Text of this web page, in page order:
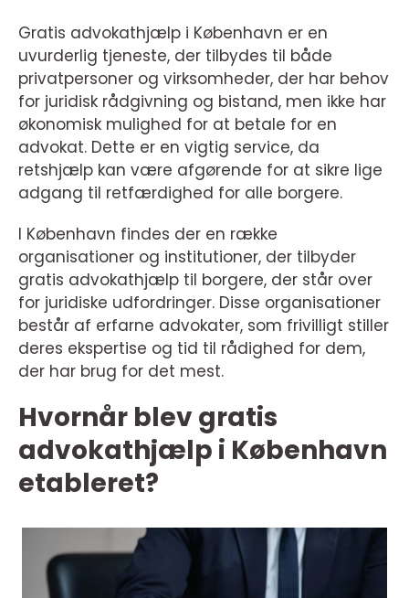
Gratis advokathjælp i København er en
uvurderlig tjeneste, der tilbydes til både
privatpersoner og virksomheder, der har behov
for juridisk rådgivning og bistand, men ikke har
økonomisk mulighed for at betale for en
advokat. Dette er en vigtig service, da
retshjælp kan være afgørende for at sikre lige
adgang til retfærdighed for alle borgere.
I København findes der en række
organisationer og institutioner, der tilbyder
gratis advokathjælp til borgere, der står over
for juridiske udfordringer. Disse organisationer
består af erfarne advokater, som frivilligt stiller
deres ekspertise og tid til rådighed for dem,
der har brug for det mest.
Hvornår blev gratis
advokathjælp i København
etableret?